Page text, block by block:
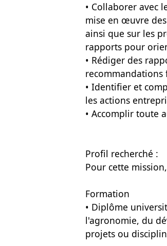
• Collaborer avec
mise en œuvre
ainsi que sur les
rapports pour
• Rédiger des
recommandations
• Identifier et
les actions
• Accomplir toute
Profil recherché :
Pour cette
Formation
• Diplôme
l'agronomie, du
projets ou